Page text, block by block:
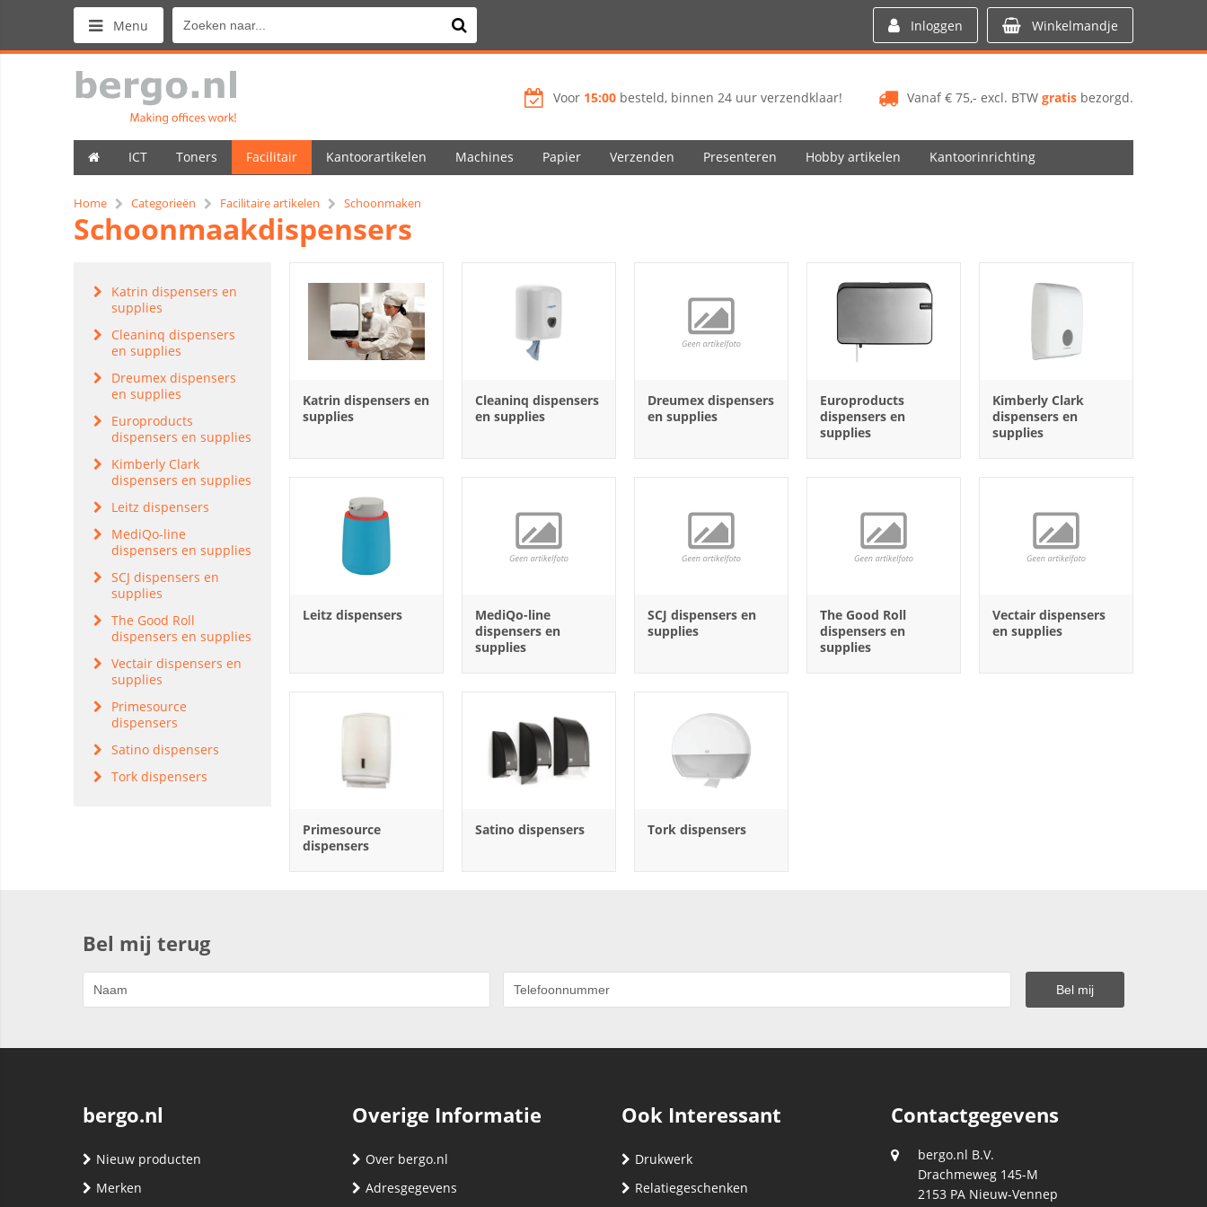
Menu Inloggen Winkelmandje
Vanaf € 75,- excl. BTW gratis bezorgd.
Voor 15:00 besteld, binnen 24 uur verzendklaar!
ICT Toners Facilitair Kantoorartikelen Machines Papier Verzenden Presenteren Hobby artikelen Kantoorinrichting
Home Categorieën Facilitaire artikelen Schoonmaken
Schoonmaakdispensers
Katrin dispensers en
supplies
Cleaninq dispensers
en supplies
Dreumex dispensers
en supplies
Europroducts
dispensers en supplies
Kimberly Clark
dispensers en supplies
Leitz dispensers
MediQo-line
dispensers en supplies
SCJ dispensers en
supplies
The Good Roll
dispensers en supplies
Vectair dispensers en
supplies
Primesource
dispensers
Satino dispensers
Tork dispensers
Katrin dispensers en
supplies
Cleaninq dispensers
en supplies
Dreumex dispensers
en supplies
Europroducts
dispensers en
supplies
Kimberly Clark
dispensers en
supplies
Leitz dispensers
MediQo-line
dispensers en
supplies
SCJ dispensers en
supplies
The Good Roll
dispensers en
supplies
Vectair dispensers
en supplies
Primesource
dispensers
Satino dispensers Tork dispensers
Bel mij terug
bergo.nl
Nieuw producten
Merken
Overige Informatie
Over bergo.nl
Adresgegevens
Ook Interessant
Drukwerk
Relatiegeschenken
Contactgegevens
bergo.nl B.V.
Drachmeweg 145-M
2153 PA Nieuw-Vennep